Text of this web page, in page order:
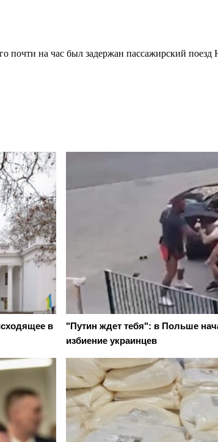
почти на час был задержан пассажирский поезд
в
"Путин ждет тебя": в Польше
избиение украинцев